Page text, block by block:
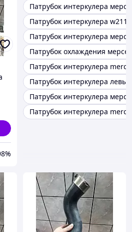
Патрубок интеркулера
Патрубок интеркулера w211
Патрубок интеркулера
Патрубок охлаждения
Патрубок интеркулера
Патрубок интеркулера
Патрубок интеркулера
Патрубок интеркулера